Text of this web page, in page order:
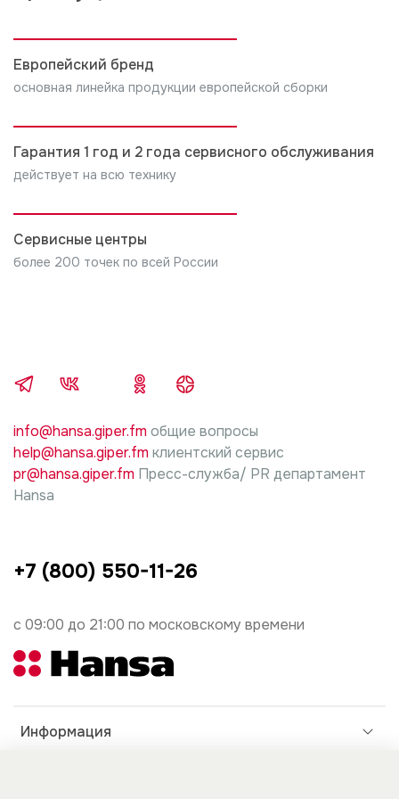
Европейский бренд
основная линейка продукции европейской сборки
Гарантия 1 год и 2 года сервисного обслуживания
действует на всю технику
Сервисные центры
более 200 точек по всей России
Информация
с 09:00 до 21:00 по московскому времени
+7 (800) 550-11-26
info@hansa.giper.fm общие вопросы
help@hansa.giper.fm клиентский сервис
pr@hansa.giper.fm Пресс-служба/ PR департамент
Hansa